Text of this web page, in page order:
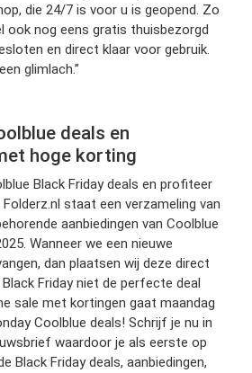
die 24/7 is voor u is geopend. Zo
ook nog eens gratis thuisbezorgd
en direct klaar voor gebruik.
glimlach.”
deals en
hoge korting
Black Friday deals en profiteer
staat een verzameling van
aanbiedingen van Coolblue
Wanneer we een nieuwe
dan plaatsen wij deze direct
Friday niet de perfecte deal
sale met kortingen gaat maandag
Coolblue deals! Schrijf je nu in
waardoor je als eerste op
Black Friday deals, aanbiedingen,